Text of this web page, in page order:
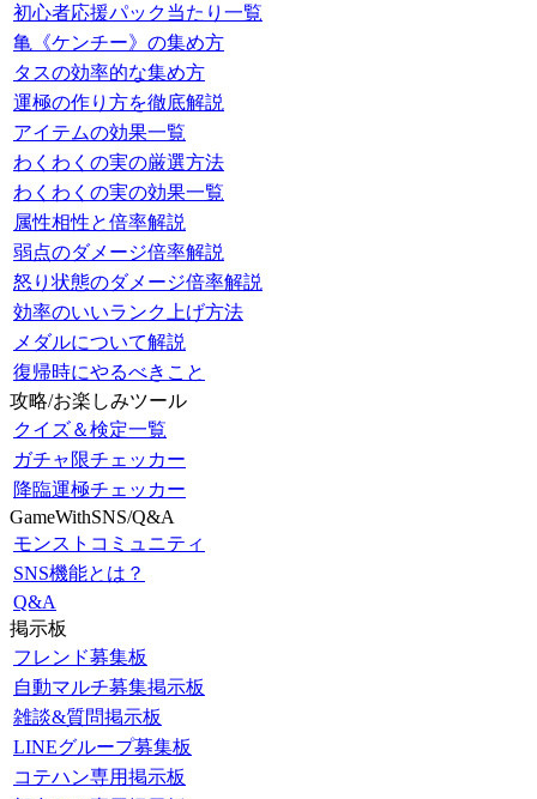
初心者応援パック当たり一覧
亀《ケンチー》の集め方
タスの効率的な集め方
運極の作り方を徹底解説
アイテムの効果一覧
わくわくの実の厳選方法
わくわくの実の効果一覧
属性相性と倍率解説
弱点のダメージ倍率解説
怒り状態のダメージ倍率解説
効率のいいランク上げ方法
メダルについて解説
復帰時にやるべきこと
攻略/お楽しみツール
クイズ＆検定一覧
ガチャ限チェッカー
降臨運極チェッカー
GameWithSNS/Q&A
モンストコミュニティ
SNS機能とは？
Q&A
掲示板
フレンド募集板
自動マルチ募集掲示板
雑談&質問掲示板
LINEグループ募集板
コテハン専用掲示板